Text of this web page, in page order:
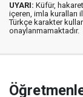
UYARI: Küfür,
içeren, imla kuralları
Türkçe karakter
onaylanmamaktadır.